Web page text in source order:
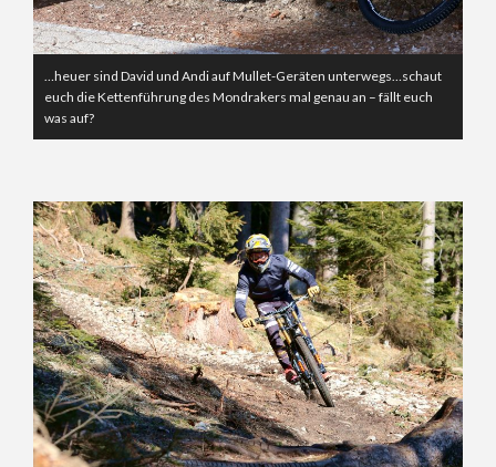
…heuer sind David und Andi auf Mullet-Geräten unterwegs…schaut
euch die Kettenführung des Mondrakers mal genau an – fällt euch
was auf?